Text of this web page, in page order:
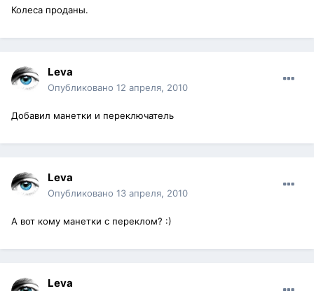
Колеса проданы.
Leva
Опубликовано 12 апреля, 2010
Добавил манетки и переключатель
Leva
Опубликовано 13 апреля, 2010
А вот кому манетки с переклом? :)
Leva